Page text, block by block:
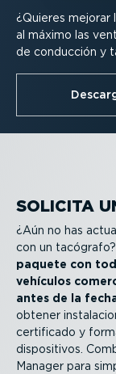
¿Quieres
al máximo las
de conducción y
SOLICITA
¿Aún no has
con un
paquete con
vehículos
antes de la
obtener
certificado y
dispo­si­tivos.
Manager para